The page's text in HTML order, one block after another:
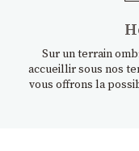
Sur un terrain
accueillir sous nos
vous offrons la